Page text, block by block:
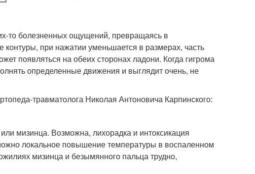
то болезненных ощущений, превращаясь в
при нажатии уменьшается в размерах, часть
появляться на обеих сторонах ладони. Когда гигрома
определенные движения и выглядит очень, не
травматолога Николая Антоновича Карпинского:
мизинца. Возможна, лихорадка и интоксикация
локальное повышение температуры в воспаленном
мизинца и безымянного пальца трудно,